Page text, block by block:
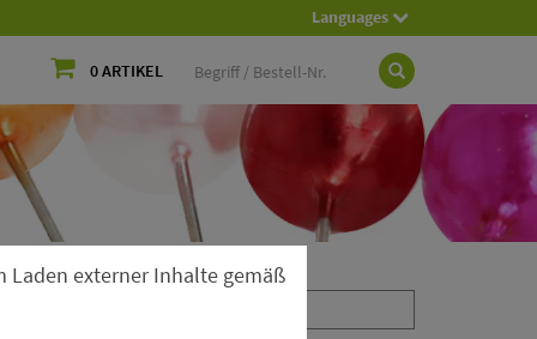
Languages
0 ARTIKEL
Laden externer Inhalte gemäß